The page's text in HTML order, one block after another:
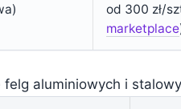
od 300 zł/
marketplace
felg aluminiowych i